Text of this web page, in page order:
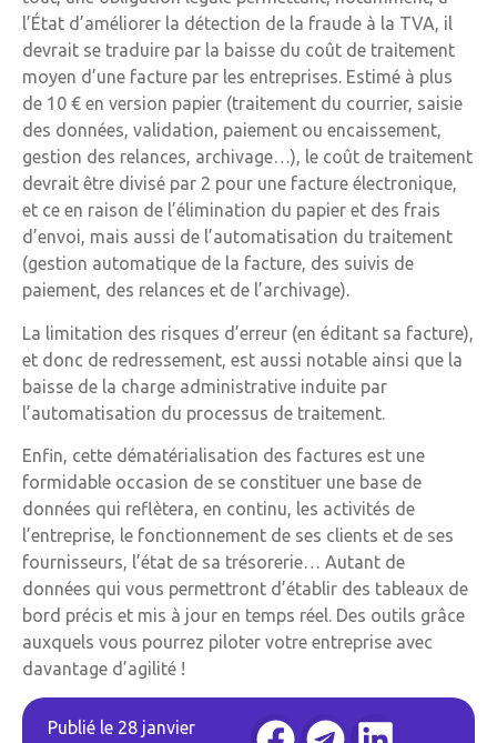
l’État d’améliorer la détection de la fraude à la TVA, il
devrait se traduire par la baisse du coût de traitement
moyen d’une facture par les entreprises. Estimé à plus
de 10 € en version papier (traitement du courrier, saisie
des données, validation, paiement ou encaissement,
gestion des relances, archivage…), le coût de traitement
devrait être divisé par 2 pour une facture électronique,
et ce en raison de l’élimination du papier et des frais
d’envoi, mais aussi de l’automatisation du traitement
(gestion automatique de la facture, des suivis de
paiement, des relances et de l’archivage).
La limitation des risques d’erreur (en éditant sa facture),
et donc de redressement, est aussi notable ainsi que la
baisse de la charge administrative induite par
l’automatisation du processus de traitement.
Enfin, cette dématérialisation des factures est une
formidable occasion de se constituer une base de
données qui reflètera, en continu, les activités de
l’entreprise, le fonctionnement de ses clients et de ses
fournisseurs, l’état de sa trésorerie… Autant de
données qui vous permettront d’établir des tableaux de
bord précis et mis à jour en temps réel. Des outils grâce
auxquels vous pourrez piloter votre entreprise avec
davantage d’agilité !
Publié le 28 janvier